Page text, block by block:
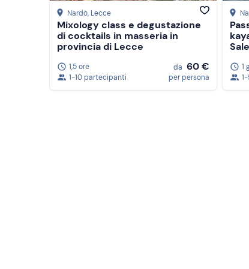
Nardò, Lecce
Mixology class e degustazione
di cocktails in masseria in
provincia di Lecce
1,5 ore
1-10 partecipanti
da 60 €
per persona
1